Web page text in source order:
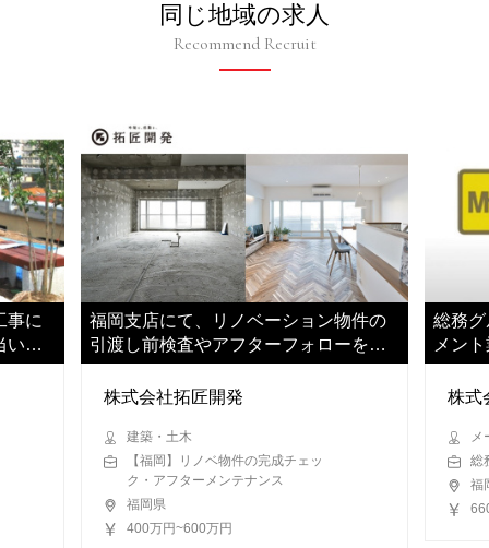
同じ地域の求人
Recommend Recruit
事に
いた
福岡支店にて、リノベーション物件の
引渡し前検査やアフターフォローをご
担当いただきます
株式会社拓匠開発
建築・土木
【福岡】リノベ物件の完成チェッ
ク・アフターメンテナンス
福岡県
400万円~600万円
総務
メン
株式
メ
総
福